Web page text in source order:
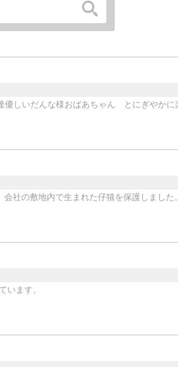
優しいだんな様おばあちゃん とにぎやかに
社の敷地内で生まれた仔猫を保護しました
います。